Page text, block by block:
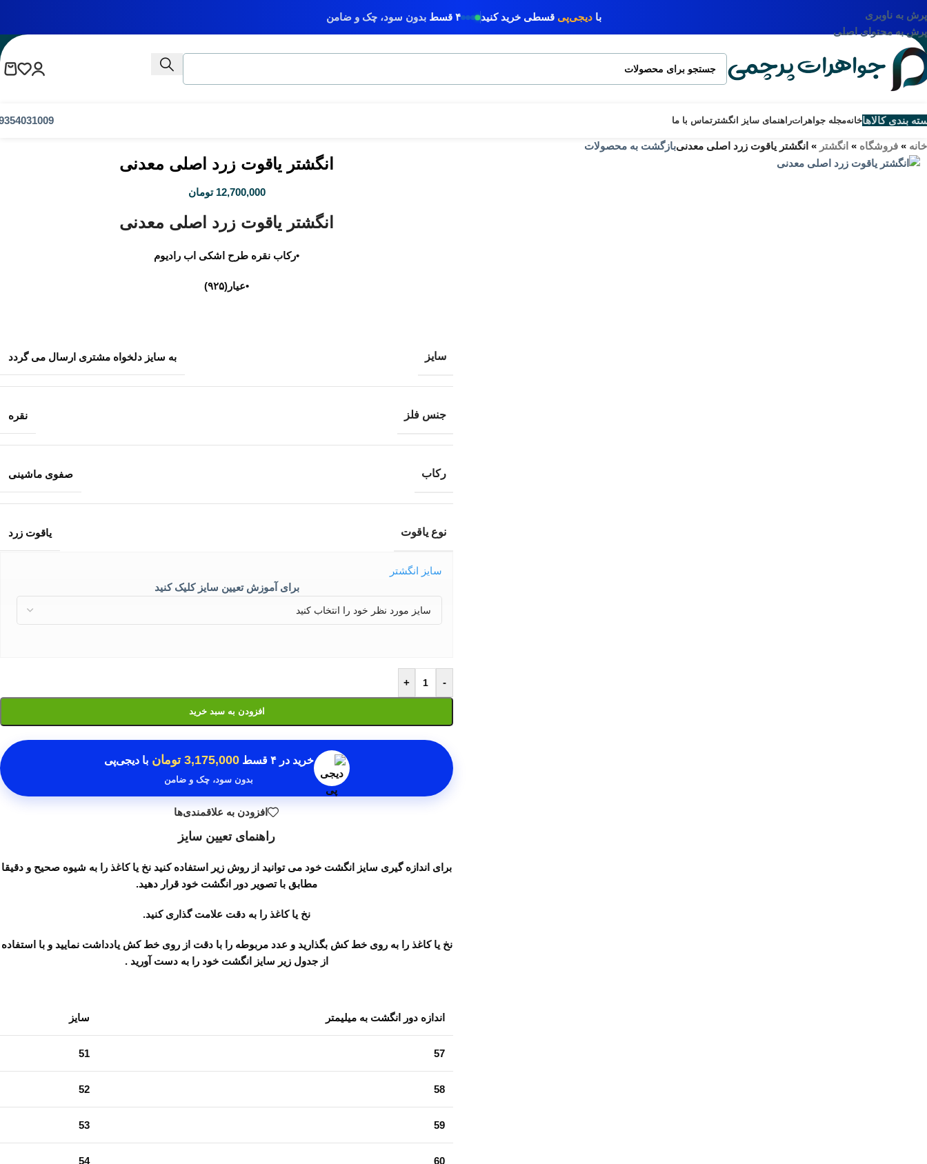
پرش به ناوبری
پرش به محتوای اصلی
بادیجی‌پی قسطی خرید کنید ۴ قسط بدون سود، چک و ضامن
بندی کالاهاخانهمجله جواهراتراهنمای سایز انگشتر تماس با ما
خانه » فروشگاه » انگشتر » انگشتر یاقوت زرد اصلی معدنیبازگشت به محصولات
انگشتر یاقوت زرد اصلی معدنی
12,700,000 تومان
انگشتر یاقوت زرد اصلی معدنی
•رکاب نقره طرح اشکی اب رادیوم
•عیار(۹۲۵)
سایز به سایز دلخواه مشتری ارسال می گردد
جنس فلز نقره
رکاب صفوی ماشینی
نوع یاقوت یاقوت زرد
سایز انگشتر
برای آموزش تعیین سایز کلیک کنید
-
+
افزودن به سبد خرید
خرید در۴ قسط 3,175,000 تومان با دیجی‌پی
بدون سود، چک و ضامن
افزودن به علاقمندی‌ها
راهنمای تعیین سایز
برای اندازه گیری سایز انگشت خود می توانید از روش زیر استفاده کنید نخ یا کاغذ را به شیوه صحیح و دقیقا
مطابق با تصویر دور انگشت خود قرار دهید.
نخ یا کاغذ را به دقت علامت گذاری کنید.
نخ یا کاغذ را به روی خط کش بگذارید و عدد مربوطه را با دقت از روی خط کش یادداشت نمایید و با استفاده
از جدول زیر سایز انگشت خود را به دست آورید .
اندازه دور انگشت به میلیمتر سایز
57
51
58
52
59
53
60
54